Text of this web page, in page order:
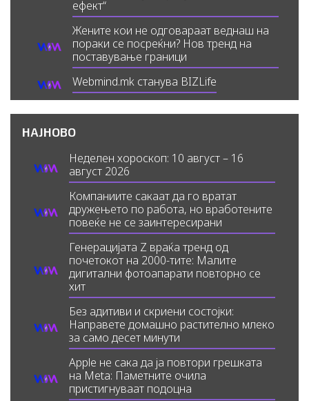
ефект“
Жените кои не одговараат веднаш на
пораки се посреќни? Нов тренд на
поставување граници
Webmind.mk станува BIZLife
НАЈНОВО
Неделен хороскоп: 10 август – 16
август 2026
Компаниите сакаат да го вратат
дружењето по работа, но вработените
повеќе не се заинтересирани
Генерацијата Z враќа тренд од
почетокот на 2000-тите: Малите
дигитални фотоапарати повторно се
хит
Без адитиви и скриени состојки:
Направете домашно растително млеко
за само десет минути
Apple не сака да ја повтори грешката
на Meta: Паметните очила
пристигнуваат подоцна